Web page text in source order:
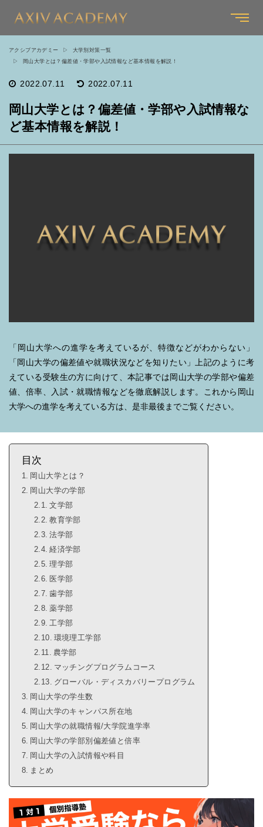
アクシブアカデミー
大学別対策一覧
岡山大学とは？偏差値・学部や入試情報など基本情報を解説！
2022.07.11 2022.07.11
岡山大学とは？偏差値・学部や入試情報な
ど基本情報を解説！
「岡山大学への進学を考えているが、特徴などがわからない」
「岡山大学の偏差値や就職状況などを知りたい」
上記のように考
えている受験生の方に向けて、本記事では岡山大学の学部や偏差
値、倍率、入試・就職情報などを徹底解説します。
これから岡山
大学への進学を考えている方は、是非最後までご覧ください。
目次
岡山大学とは？
岡山大学の学部
文学部
教育学部
法学部
経済学部
理学部
医学部
歯学部
薬学部
工学部
環境理工学部
農学部
マッチングプログラムコース
グローバル・ディスカバリープログラム
岡山大学の学生数
岡山大学のキャンパス所在地
岡山大学の就職情報/大学院進学率
岡山大学の学部別偏差値と倍率
岡山大学の入試情報や科目
まとめ